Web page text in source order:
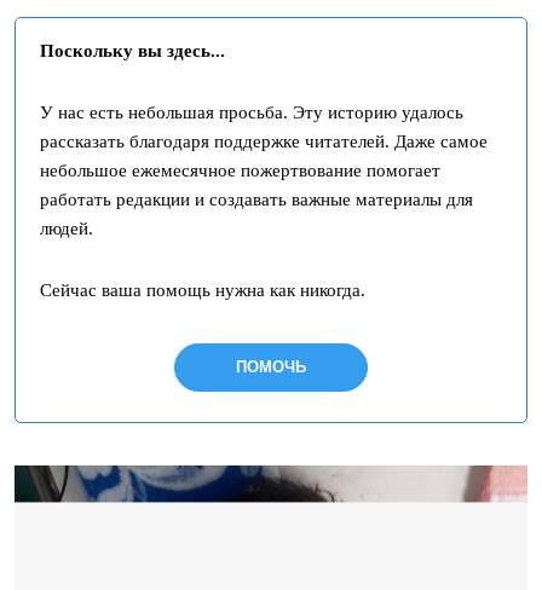
Поскольку вы здесь...
У нас есть небольшая просьба. Эту историю удалось
рассказать благодаря поддержке читателей. Даже самое
небольшое ежемесячное пожертвование помогает
работать редакции и создавать важные материалы для
людей.
Сейчас ваша помощь нужна как никогда.
ПОМОЧЬ